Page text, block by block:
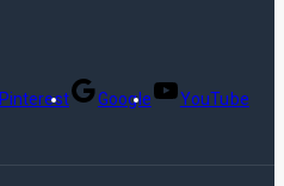
Pinterest Google YouTube